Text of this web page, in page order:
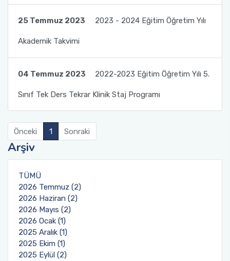
25 Temmuz 2023 2023 - 2024 Eğitim Öğretim Yılı
Akademik Takvimi
04 Temmuz 2023 2022-2023 Eğitim Öğretim Yılı 5.
Sınıf Tek Ders Tekrar Klinik Staj Programı
Önceki 1 Sonraki
Arşiv
TÜMÜ
2026 Temmuz (2)
2026 Haziran (2)
2026 Mayıs (2)
2026 Ocak (1)
2025 Aralık (1)
2025 Ekim (1)
2025 Eylül (2)
Komisyon ve Kurullar
Organizasyon Şemamız
Acil Durum Ekipleri
Etik İlke ve Kurallarımız
Basında Fakültemiz
Dekana Mesaj İletişim Formu
Değerlendirme Yöntemleri
Öğrenci Temsilciliği
Program Tanıtım Kitapçığı
Ders Bilgi Paketleri
Müfredat
Yatay Geçiş
Değişim Programları
Yönetmelik ve Yönergeler
Diş Hekimliği Fakültesi Öğrenci Topluluğu
Öğrenci İletişim Formu
Formlar
Danışman Gün ve Saatleri
Planlar ve Listeler
Hizmetiçi Eğitimler-Tatbikatlar
İstenmeyen Olay Bildirim Sistemi
Akdeniz Üniversitesi Kurumsal Kimlik Kılavuzu
Sağlık Bakanlığı Sağlıkta Kalite Standartları
Randevu Sistemi
Şikayet İstek ve Öneri Formu
Anlaşmalı Kurumlarımız